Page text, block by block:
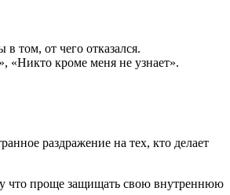
том, от чего отказался.
«Никто кроме меня не узнает».
раздражение на тех, кто делает
что проще защищать свою внутреннюю